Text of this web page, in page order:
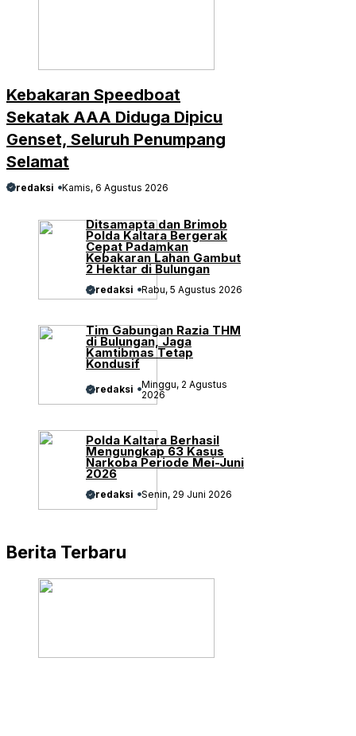
Kebakaran Speedboat
Sekatak AAA Diduga Dipicu
Genset, Seluruh Penumpang
Selamat
redaksi Kamis, 6 Agustus 2026
Ditsamapta dan Brimob
Polda Kaltara Bergerak
Cepat Padamkan
Kebakaran Lahan Gambut
2 Hektar di Bulungan
redaksi Rabu, 5 Agustus 2026
Tim Gabungan Razia THM
di Bulungan, Jaga
Kamtibmas Tetap
Kondusif
redaksi
Minggu, 2 Agustus
2026
Polda Kaltara Berhasil
Mengungkap 63 Kasus
Narkoba Periode Mei-Juni
2026
redaksi Senin, 29 Juni 2026
Berita Terbaru